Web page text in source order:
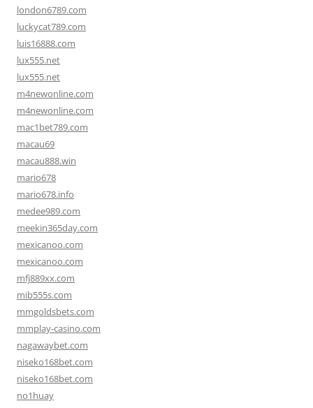
london6789.com
luckycat789.com
luis16888.com
lux555.net
lux555.net
m4newonline.com
m4newonline.com
mac1bet789.com
macau69
macau888.win
mario678
mario678.info
medee989.com
meekin365day.com
mexicanoo.com
mexicanoo.com
mfj889xx.com
mib555s.com
mmgoldsbets.com
mmplay-casino.com
nagawaybet.com
niseko168bet.com
niseko168bet.com
no1huay